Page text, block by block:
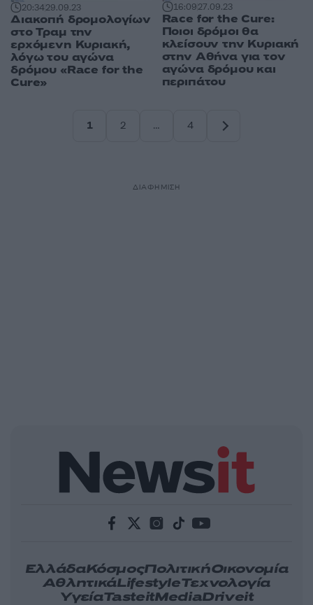
20:3429.09.23
Διακοπή δρομολογίων
στο Τραμ την
ερχόμενη Κυριακή,
λόγω του αγώνα
δρόμου «Race for the
Cure»
16:0927.09.23
Race for the Cure:
Ποιοι δρόμοι θα
κλείσουν την Κυριακή
στην Αθήνα για τον
αγώνα δρόμου και
περιπάτου
1
2
…
4
ΔΙΑΦΗΜΙΣΗ
ΕλλάδαΚόσμοςΠολιτικήΟικονομία
ΑθλητικάLifestyleΤεχνολογία
ΥγείαTasteitMediaDriveit